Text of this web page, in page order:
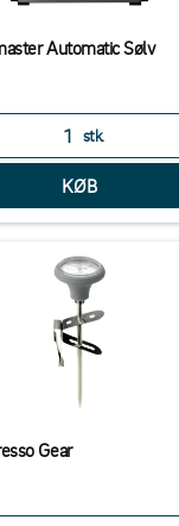
Automatic Sølv
stk.
Gear